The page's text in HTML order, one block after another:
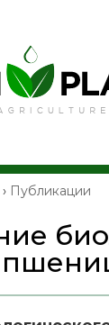
› Публикации